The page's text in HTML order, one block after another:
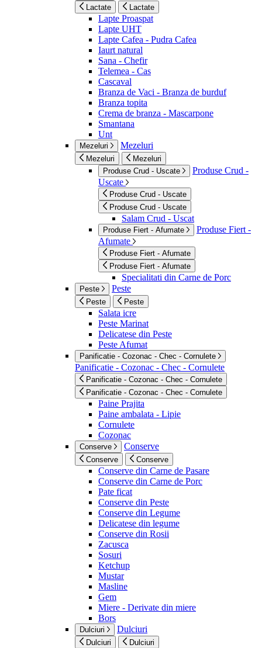
Lactate Lactate
Lapte Proaspat
Lapte UHT
Lapte Cafea - Pudra Cafea
Iaurt natural
Sana - Chefir
Telemea - Cas
Cascaval
Branza de Vaci - Branza de burduf
Branza topita
Crema de branza - Mascarpone
Smantana
Unt
Mezeluri Mezeluri
Mezeluri
Mezeluri
Produse Crud - Uscate
Produse Crud -
Uscate
Produse Crud - Uscate
Produse Crud - Uscate
Salam Crud - Uscat
Produse Fiert - Afumate
Produse Fiert -
Afumate
Produse Fiert - Afumate
Produse Fiert - Afumate
Specialitati din Carne de Porc
Peste Peste
Peste Peste
Salata icre
Peste Marinat
Delicatese din Peste
Peste Afumat
Panificatie - Cozonac - Chec - Cornulete
Panificatie - Cozonac - Chec - Cornulete
Panificatie - Cozonac - Chec - Cornulete
Panificatie - Cozonac - Chec - Cornulete
Paine Prajita
Paine ambalata - Lipie
Cornulete
Cozonac
Conserve Conserve
Conserve Conserve
Conserve din Carne de Pasare
Conserve din Carne de Porc
Pate ficat
Conserve din Peste
Conserve din Legume
Delicatese din legume
Conserve din Rosii
Zacusca
Sosuri
Ketchup
Mustar
Masline
Gem
Miere - Derivate din miere
Bors
Dulciuri Dulciuri
Dulciuri Dulciuri